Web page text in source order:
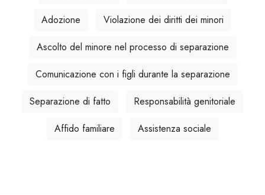
Adozione
Violazione dei diritti dei minori
Ascolto del minore nel processo di separazione
Comunicazione con i figli durante la separazione
Separazione di fatto
Responsabilità genitoriale
Affido familiare
Assistenza sociale